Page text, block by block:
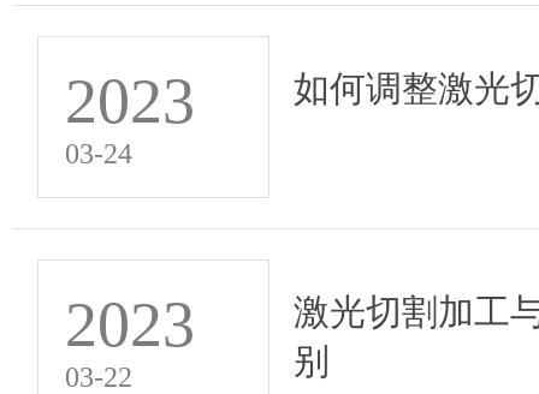
2023
03-24
如何调整激光
2023
03-22
激光切割加工
别